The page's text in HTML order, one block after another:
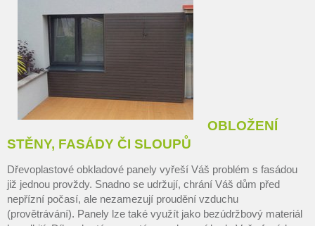
OBLOŽENÍ
STĚNY, FASÁDY ČI SLOUPŮ
Dřevoplastové obkladové panely vyřeší Váš problém s fasádou
již jednou provždy. Snadno se udržují, chrání Váš dům před
nepřízní počasí, ale nezamezují proudění vzduchu
(provětrávání). Panely lze také využít jako bezúdržbový materiál